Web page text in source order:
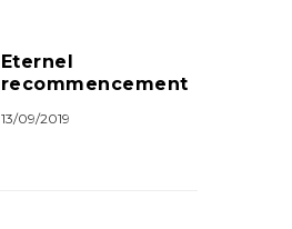
Eternel
recommencement
13/09/2019